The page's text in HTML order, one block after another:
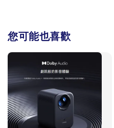
您可能也喜歡